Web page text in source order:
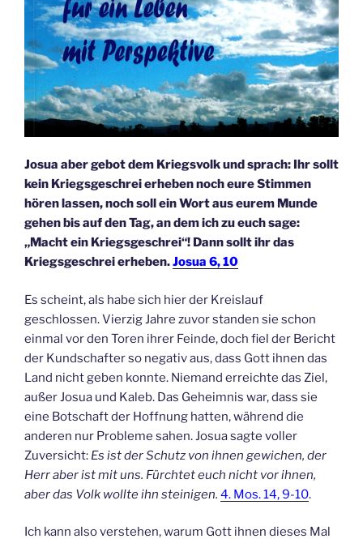
Josua aber gebot dem Kriegsvolk und sprach: Ihr sollt
kein Kriegsgeschrei erheben noch eure Stimmen
hören lassen, noch soll ein Wort aus eurem Munde
gehen bis auf den Tag, an dem ich zu euch sage:
„Macht ein Kriegsgeschrei“! Dann sollt ihr das
Kriegsgeschrei erheben.Josua 6, 10
Es scheint, als habe sich hier der Kreislauf
geschlossen. Vierzig Jahre zuvor standen sie schon
einmal vor den Toren ihrer Feinde, doch fiel der Bericht
der Kundschafter so negativ aus, dass Gott ihnen das
Land nicht geben konnte. Niemand erreichte das Ziel,
außer Josua und Kaleb. Das Geheimnis war, dass sie
eine Botschaft der Hoffnung hatten, während die
anderen nur Probleme sahen. Josua sagte voller
Zuversicht: Es ist der Schutz von ihnen gewichen, der
Herr aber ist mit uns. Fürchtet euch nicht vor ihnen,
aber das Volk wollte ihn steinigen. 4. Mos. 14, 9-10.
Ich kann also verstehen, warum Gott ihnen dieses Mal